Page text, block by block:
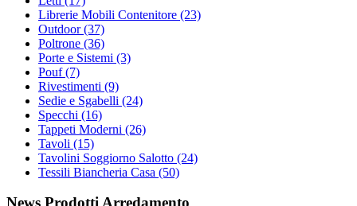
Librerie Mobili Contenitore (23)
Outdoor(37)
Poltrone (36)
Porte e Sistemi (3)
Pouf(7)
Rivestimenti (9)
Sedie e Sgabelli (24)
Specchi (16)
Tappeti Moderni (26)
Tavoli (15)
Tavolini Soggiorno Salotto (24)
Tessili Biancheria Casa (50)